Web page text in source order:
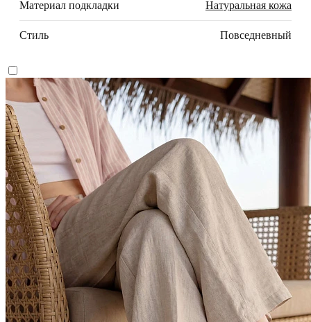
Материал подкладки Натуральная кожа
Стиль Повседневный